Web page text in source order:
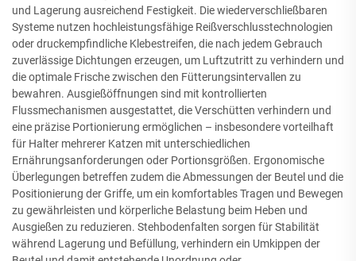
und Lagerung ausreichend Festigkeit. Die wiederverschließbaren
Systeme nutzen hochleistungsfähige Reißverschlusstechnologien
oder druckempfindliche Klebestreifen, die nach jedem Gebrauch
zuverlässige Dichtungen erzeugen, um Luftzutritt zu verhindern und
die optimale Frische zwischen den Fütterungsintervallen zu
bewahren. Ausgießöffnungen sind mit kontrollierten
Flussmechanismen ausgestattet, die Verschütten verhindern und
eine präzise Portionierung ermöglichen – insbesondere vorteilhaft
für Halter mehrerer Katzen mit unterschiedlichen
Ernährungsanforderungen oder Portionsgrößen. Ergonomische
Überlegungen betreffen zudem die Abmessungen der Beutel und die
Positionierung der Griffe, um ein komfortables Tragen und Bewegen
zu gewährleisten und körperliche Belastung beim Heben und
Ausgießen zu reduzieren. Stehbodenfalten sorgen für Stabilität
während Lagerung und Befüllung, verhindern ein Umkippen der